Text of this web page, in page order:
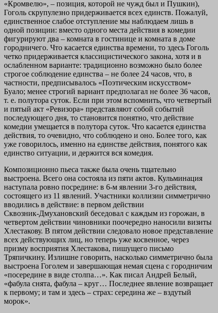
«Кромвелю», – позиция, которой не чужд был и Пушкин),
Гоголь скрупулезно придерживается всех единств. Пожалуй,
единственное слабое отступление мы наблюдаем лишь в
одной позиции: вместо одного места действия в комедии
фигурируют два – комната в гостинице и комната в доме
городничего. Что касается единства времени, то здесь Гоголь
четко придерживается классицистического закона, хотя и в
ослабленном варианте: традиционно возможно было более
строгое соблюдение единства – не более 24 часов, что, в
частности, предписывалось «Поэтическим искусством»
Буало; менее строгий вариант предполагал не более 36 часов,
т. е. полутора суток. Если при этом вспомнить, что четвертый
и пятый акт «Ревизора» представляют собой событий
последующего дня, то становится понятно, что действие
комедии умещается в полутора суток. Что касается единства
действия, то очевидно, что соблюдено и оно. Более того, как
уже говорилось, именно на единстве действия, понятого как
единство ситуации, и держится вся комедия.
Композиционно пьеса также была очень тщательно
выстроена. Всего она состояла из пяти актов. Кульминация
наступала ровно посредине: в 6‑м явлении 3‑го действия,
состоящего из 11 явлений. Участники коллизии симметрично
вводились в действие: в первом действии
Сквозник‑Дмухановский беседовал с каждым из горожан, в
четвертом действии чиновники поочередно наносили визиты
Хлестакову. В пятом действии следовало новое представление
всех действующих лиц, но теперь уже косвенное, через
призму восприятия Хлестакова, пишущего письмо
Тряпичкину. Излишне говорить, насколько симметрично была
выстроена Гоголем и завершающая немая сцена с городничим
«посередине в виде столпа…». Как писал Андрей Белый,
«фабула снята, фабула – круг… Последнее явление возвращает
к первому; и там и здесь – страх: середина же – вздутый
морок».